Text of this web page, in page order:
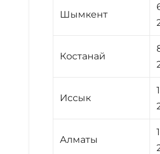
Шымкент
Костанай
Иссык
Алматы